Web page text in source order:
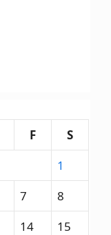
F
S
1
7
8
14
15